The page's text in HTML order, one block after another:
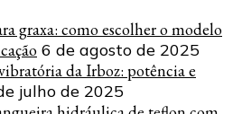
graxa: como escolher o modelo
6 de agosto de 2025
da Irboz: potência e
julho de 2025